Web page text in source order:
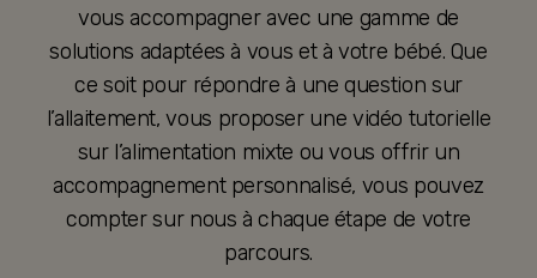
vous accompagner avec une gamme de
solutions adaptées à vous et à votre bébé. Que
ce soit pour répondre à une question sur
l’allaitement, vous proposer une vidéo tutorielle
sur l’alimentation mixte ou vous offrir un
accompagnement personnalisé, vous pouvez
compter sur nous à chaque étape de votre
parcours.